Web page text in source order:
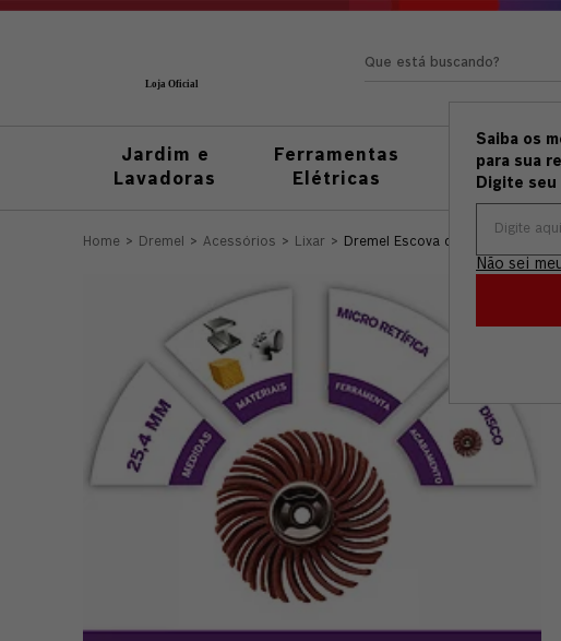
Que está buscando?
Saiba os
para sua
Digite seu
Não sei
Jardim e
Lavadoras
Ferramentas
Elétricas
Manuais
Dremel Acessórios Lixar Dremel Escova de 25,4mm De